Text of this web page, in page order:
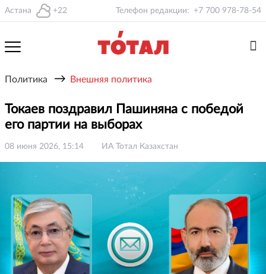
Астана +22 Телефон редакции: +7 700 978-78-54
Политика → Внешняя политика
Токаев поздравил Пашиняна с победой
его партии на выборах
08 июня 2026, 15:14 ИА Тотал Казахстан